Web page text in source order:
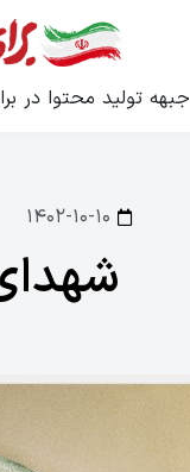
جبهه تولید محتوا در
۱۴۰۲-۱۰-۱۰